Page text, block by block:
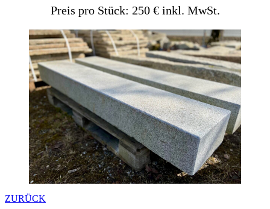
Preis pro Stück: 250 € inkl. MwSt.
ZURÜCK